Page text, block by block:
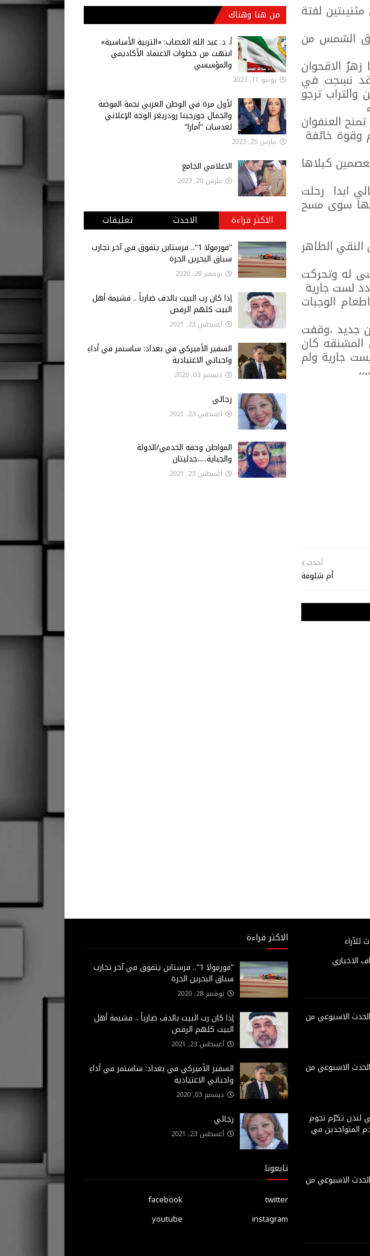
لفتة
الشمس من
الاقحوان
وقد نسِجت في
ترجو
العنفوان
وقوة خائفة
كبلاها
ابدا رحلت
لها سوى مسح
الطاهر
له وتحركت
لست جارية
الوجبات
جديد ،وقفت
كان
جارية ولم
أحدث
أم شلوفة
من هنا وهناك
أ‌. د. عبد الله الغصاب: «التربية الأساسية»
انتهت من خطوات الاعتماد الأكاديمي
والمؤسسي
يونيو 11, 2023
لأول مرة في الوطن العربي نجمة الموضة
والجمال جورجينا رودريغز الوجه الإعلاني
لعدسات "أمارا"
مارس 25, 2023
الاعلامي الجامع
مارس 20, 2023
الاكثر قراءة الاحدث تعليقات
"فورمولا 1".. فرستابن يتفوق في آخر تجارب
سباق البحرين الحرة
نوفمبر 28, 2020
إذا كان رب البيت بالدف ضارباً .. فشيمة أهل
البيت كلهم الرقص
أغسطس 23, 2021
السفير الأميركي في بغداد: ساستمر في أداءِ
واجباتي الاعتيادية
ديسمبر 03, 2020
رجائي
أغسطس 23, 2021
المواطن وحقه الخدمي/الدولة
والجباية.....جدليتان
أغسطس 23, 2021
للآراء
الاخباري
لصحيفة الحدث الاسبوعي من
لصحيفة الحدث الاسبوعي من
لندن تكرّم نجوم
المتواجدين في
لصحيفة الحدث الاسبوعي من
الاكثر قراءة
"فورمولا 1".. فرستابن يتفوق في آخر تجارب
سباق البحرين الحرة
نوفمبر 28, 2020
إذا كان رب البيت بالدف ضارباً .. فشيمة أهل
البيت كلهم الرقص
أغسطس 23, 2021
السفير الأميركي في بغداد: ساستمر في أداءِ
واجباتي الاعتيادية
ديسمبر 03, 2020
رجائي
أغسطس 23, 2021
تابعونا
facebook
twitter
youtube
instagram